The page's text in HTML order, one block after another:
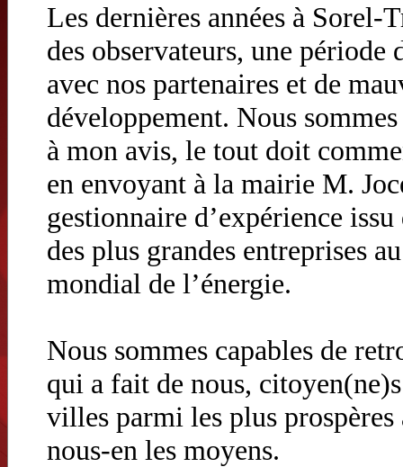
Les dernières années à
des observateurs, une
avec nos partenaires et de
développement. Nous
à mon avis, le tout doit
en envoyant à la mairie M.
gestionnaire d’expérience
des plus grandes entreprises
mondial de l’énergie.
Nous sommes capables de
qui a fait de nous,
villes parmi les plus
nous-en les moyens.